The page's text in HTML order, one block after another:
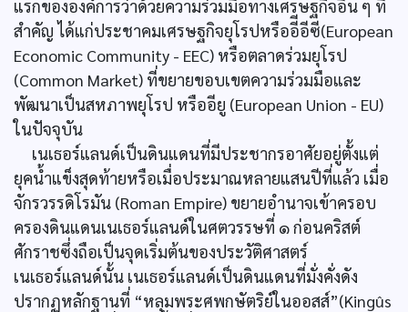
แรกขององค์การว่าด้วยความร่วมมือทางเศรษฐกิจอื่น ๆ ที่
สำคัญ ได้แก่ประชาคมเศรษฐกิจยุโรปหรืออีีอีซี(European
Economic Community - EEC) หรือตลาดร่วมยุโรป
(Common Market) ที่ขยายขอบเขตความร่วมมือและ
พัฒนาเป็นสหภาพยุโรป หรืออียู (European Union - EU)
ในปัจจุบัน
เนเธอร์แลนด์เป็นดินแดนที่มีประชากรอาศัยอยู่ตั้งแต่
ยุคน้ำแข็งสุดท้ายหรือเมื่อประมาณหลายแสนปีที่แล้ว เมื่อ
จักรวรรดิโรมัน (Roman Empire) ขยายอำนาจเข้าครอบ
ครองดินแดนเนเธอร์แลนด์ในศตวรรษที่ ๑ ก่อนคริสต์
ศักราชซึ่งถือเป็นจุดเริ่มต้นของประวัติศาสตร์
เนเธอร์แลนด์นั้น เนเธอร์แลนด์เป็นดินแดนที่มั่งคั่งดัง
ปรากฏหลักฐานที่ “หลุมพระศพกษัตริย์ในออสส์”(Kingûs